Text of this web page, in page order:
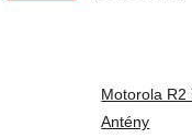
Motorola R2
Antény